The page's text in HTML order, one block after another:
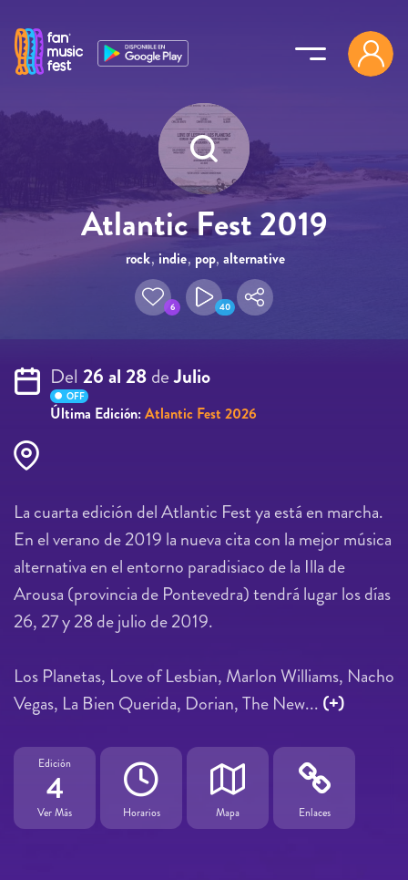
Atlantic Fest 2019
rock, indie, pop, alternative
6 40
Del 26 al 28deJulio
OFF
Última Edición:Atlantic Fest 2026
La cuarta edición del Atlantic Fest ya está en marcha.
En el verano de 2019 la nueva cita con la mejor música
alternativa en el entorno paradisiaco de la Illa de
Arousa (provincia de Pontevedra) tendrá lugar los días
26, 27 y 28 de julio de 2019.
Los Planetas, Love of Lesbian, Marlon Williams, Nacho
Vegas, La Bien Querida, Dorian, The New... (+)
Edición
4
Ver Más Horarios Mapa Enlaces